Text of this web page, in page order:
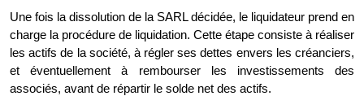
Une fois la dissolution de la SARL décidée, le liquidateur prend en
charge la procédure de liquidation. Cette étape consiste à réaliser
les actifs de la société, à régler ses dettes envers les créanciers,
et éventuellement à rembourser les investissements des
associés, avant de répartir le solde net des actifs.